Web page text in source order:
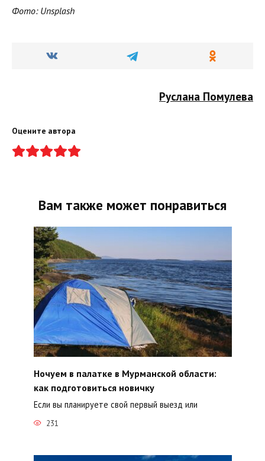
Фото: Unsplash
Руслана Помулева
Оцените автора
Вам также может понравиться
Ночуем в палатке в Мурманской области:
как подготовиться новичку
Если вы планируете свой первый выезд или
231